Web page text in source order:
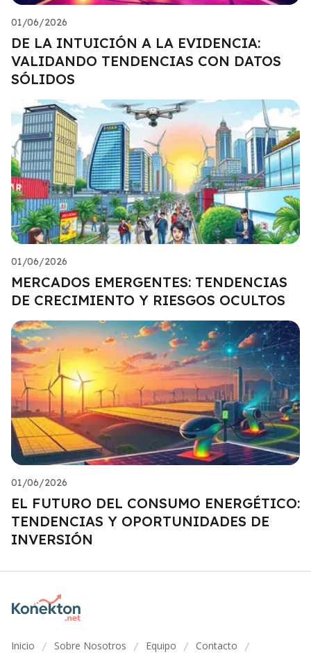
01/06/2026
DE LA INTUICIÓN A LA EVIDENCIA:
VALIDANDO TENDENCIAS CON DATOS
SÓLIDOS
01/06/2026
MERCADOS EMERGENTES: TENDENCIAS
DE CRECIMIENTO Y RIESGOS OCULTOS
01/06/2026
EL FUTURO DEL CONSUMO ENERGÉTICO:
TENDENCIAS Y OPORTUNIDADES DE
INVERSIÓN
Inicio / Sobre Nosotros / Equipo / Contacto /